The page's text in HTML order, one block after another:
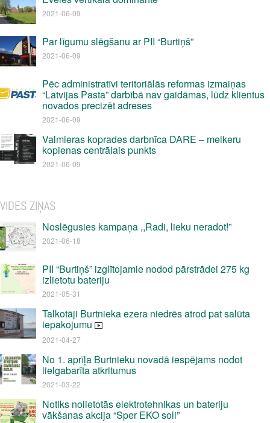
2021-06-09
Par līgumu slēgšanu ar PII “Burtiņš”
2021-06-09
Pēc administratīvi teritoriālās reformas izmaiņas
“Latvijas Pasta” darbībā nav gaidāmas, lūdz klientus
novados precizēt adreses
2021-06-09
Valmieras koprades darbnīca DARE – meikeru
kopienas centrālais punkts
2021-06-09
VIDES ZIŅAS
Noslēgusies kampaņa ,,Radi, lieku neradot!”
2021-06-18
PII “Burtiņš” izglītojamie nodod pārstrādei 275 kg
izlietotu bateriju
2021-05-31
Talkotāji Burtnieka ezera niedrēs atrod pat salūta
iepakojumu
2021-04-27
No 1. aprīļa Burtnieku novadā iespējams nodot
lielgabarīta atkritumus
2021-03-22
Notiks nolietotās elektrotehnikas un bateriju
vākšanas akcija “Sper EKO soli”